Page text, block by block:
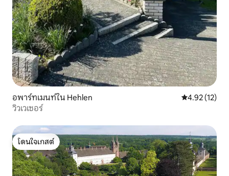
อพาร์ทเมนท์ใน Hehlen คะแนนเฉลี่ย
4.92 (12)
วิวเวเซอร์
โดนใจเกสต์
โดนใจเกสต์